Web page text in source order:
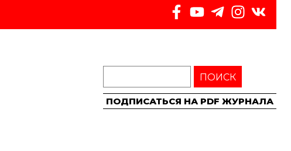
ПОИСК
ПОДПИСАТЬСЯ НА PDF ЖУРНАЛА